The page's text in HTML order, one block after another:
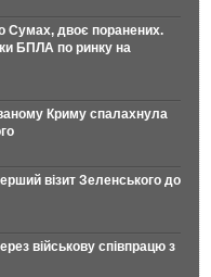
Сумах, двоє поранених.
БПЛА по ринку на
Криму спалахнула
візит Зеленського до
військову співпрацю з